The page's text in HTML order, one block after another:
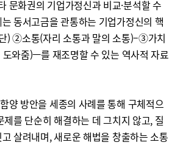
문화권의 기업가정신과 비교·분석할 수
동서고금을 관통하는 기업가정신의 핵
) ②소통(자리 소통과 말의 소통)–③가치
와줌)—를 재조명할 수 있는 역사적 자료
양 방안을 세종의 사례를 통해 구체적으
를 단순히 해결하는 데 그치지 않고, 질
살려내며, 새로운 해법을 창출하는 소통